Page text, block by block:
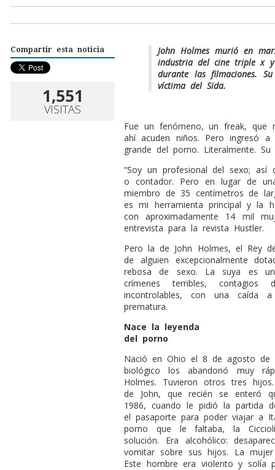
Compartir esta noticia
1,551
VISITAS
John Holmes murió en
industria del cine triple x
durante las filmaciones.
víctima del Sida.
Fue un fenómeno, un freak, que
ahí acuden niños. Pero ingresó
grande del porno. Literalmente.
“Soy un profesional del sexo;
o contador. Pero en lugar de
miembro de 35 centímetros de
es mi herramienta principal y la
con aproximadamente 14 mil
entrevista para la revista Hustler.
Pero la de John Holmes, el Rey
de alguien excepcionalmente
rebosa de sexo. La suya es
crímenes terribles, contagios
incontrolables, con una caída
prematura.
Nace la leyenda
del porno
Nació en Ohio el 8 de agosto de
biológico los abandonó muy
Holmes. Tuvieron otros tres
de John, que recién se enteró
1986, cuando le pidió la partida
el pasaporte para poder viajar a
porno que le faltaba, la
solución. Era alcohólico:
vomitar sobre sus hijos. La
Este hombre era violento y solía